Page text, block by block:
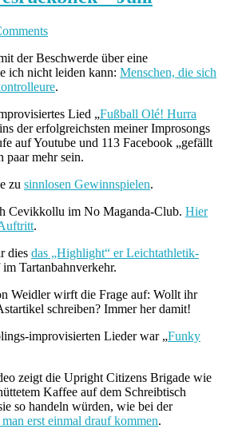
der Beschwerde über eine
ich nicht leiden kann: Menschen, die sich
.
Lied „Fußball Olé! Hurra
der erfolgreichsten meiner Improsongs
auf Youtube und 113 Facebook „gefällt
paar mehr sein.
zu sinnlosen Gewinnspielen.
Cevikkollu im No Maganda-Club. Hier
.
dies das „Highlight“ er Leichtathletik-
Tartanbahnverkehr.
Weidler wirft die Frage auf: Wollt ihr
schreiben? Immer her damit!
improvisierten Lieder war „Funky
zeigt die Upright Citizens Brigade wie
Kaffee auf dem Schreibtisch
so handeln würden, wie bei der
erst einmal drauf kommen.